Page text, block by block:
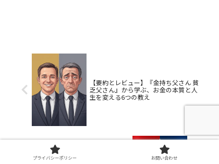
【要約とレビュー】『金持ち父さん 貧
乏父さん』から学ぶ、お金の本質と人
生を変える6つの教え
【2025年版】MLBオールスターゲーム
プライバシーポリシー お問い合わせ